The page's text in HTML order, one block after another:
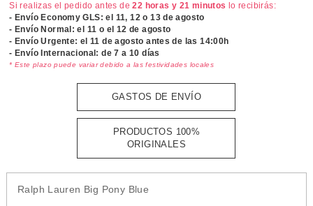
Si realizas el pedido antes de22 horas y 21 minutos lo recibirás:
- Envío Economy GLS: el 11, 12 o 13 de agosto
- Envío Normal: el 11 o el 12 de agosto
- Envío Urgente: el11 de agosto antes de las 14:00h
- Envío Internacional: de 7 a 10 días
* Este plazo puede variar debido a las festividades locales
GASTOS DE ENVÍO
PRODUCTOS 100%
ORIGINALES
Ralph Lauren Big Pony Blue